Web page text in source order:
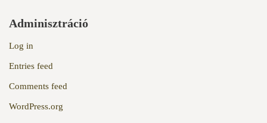
Adminisztráció
Log in
Entries feed
Comments feed
WordPress.org